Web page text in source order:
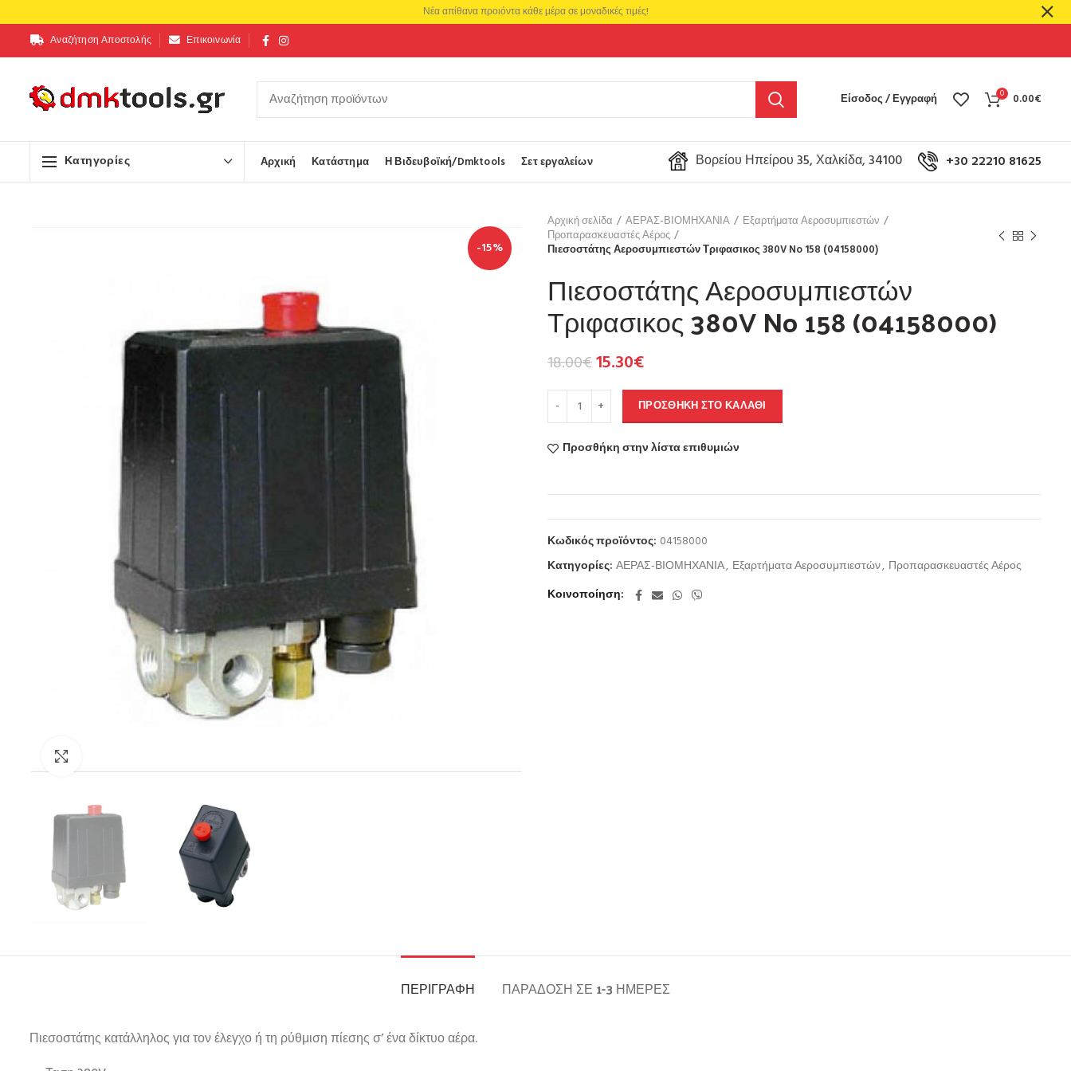
Αναζήτηση Αποστολής Επικοινωνία
Είσοδος / Εγγραφή 0 0.00€
Κατηγορίες Αρχική Κατάστημα Η Βιδευβοϊκή/Dmktools Σετ εργαλείων Βορείου Ηπείρου 35, Χαλκίδα, 34100 +30 22210 81625
-15%
Αρχική σελίδα ΑΕΡΑΣ-ΒΙΟΜΗΧΑΝΙΑ
Εξαρτήματα Αεροσυμπιεστών
Προπαρασκευαστές Αέρος
Πιεσοστάτης Αεροσυμπιεστών Τριφασικος 380V No 158 (04158000)
Πιεσοστάτης Αεροσυμπιεστών
Τριφασικος 380V No 158 (04158000)
18.00€15.30€
ΠΡΟΣΘΉΚΗ ΣΤΟ ΚΑΛΆΘΙ
Προσθήκη στην λίστα επιθυμιών
Κωδικός προϊόντος: 04158000
Κατηγορίες: ΑΕΡΑΣ-ΒΙΟΜΗΧΑΝΙΑ, Εξαρτήματα Αεροσυμπιεστών, Προπαρασκευαστές Αέρος
Κοινοποίηση
ΠΕΡΙΓΡΑΦΉ ΠΑΡΆΔΟΣΗ ΣΕ 1-3 ΗΜΈΡΕΣ
Πιεσοστάτης κατάλληλος για τον έλεγχο ή τη ρύθμιση πίεσης σ’ ένα δίκτυο αέρα.
Νέα απίθανα προιόντα κάθε μέρα σε μοναδικές τιμές!